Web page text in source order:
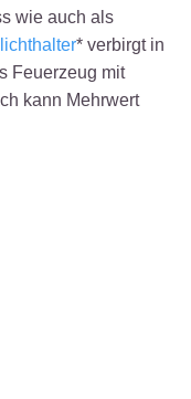
wie auch als
* verbirgt in
Feuerzeug mit
kann Mehrwert